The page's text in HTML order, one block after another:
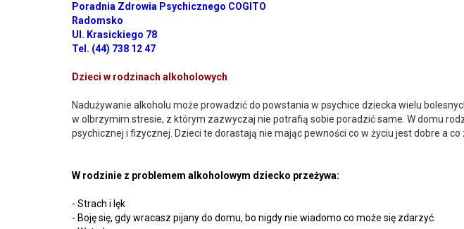
Poradnia Zdrowia Psychicznego COGITO
Radomsko
Ul. Krasickiego 78
Tel. (44) 738 12 47
Dzieci w rodzinach alkoholowych
Nadużywanie alkoholu może prowadzić do powstania w psychice dziecka wielu
w olbrzymim stresie, z którym zazwyczaj nie potrafią sobie poradzić same. W domu
psychicznej i fizycznej. Dzieci te dorastają nie mając pewności co w życiu jest dobre a co
W rodzinie z problemem alkoholowym dziecko przeżywa:
- Strach i lęk
- Boję się, gdy wracasz pijany do domu, bo nigdy nie wiadomo co może się zdarzyć.